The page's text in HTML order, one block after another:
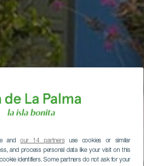
andour 14 partnersuse cookies or similar
and process personal data like your visit on this
identifiers. Some partners do not ask for your